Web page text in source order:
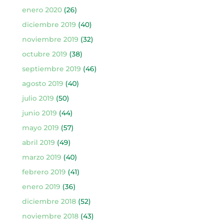
enero 2020(26)
diciembre 2019 (40)
noviembre 2019 (32)
octubre 2019 (38)
septiembre 2019 (46)
agosto 2019 (40)
julio 2019 (50)
junio 2019 (44)
mayo 2019 (57)
abril 2019 (49)
marzo 2019 (40)
febrero 2019 (41)
enero 2019 (36)
diciembre 2018(52)
noviembre 2018(43)